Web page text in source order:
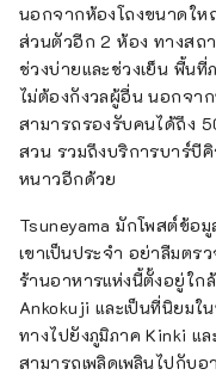
นอกจากห้องโถงขนาดให
ส่วนตัวอีก 2 ห้อง ทางสถ
ช่วงบ่ายและช่วงเย็น พื้น
ไม่ต้องกังวลผู้อื่น นอกจา
สามารถรองรับคนได้ถึง
สวน รวมถึงบริการบาร์บี
หนาวอีกด้วย
Tsuneyama มักโพสต์ข้อ
เขาเป็นประจำ อย่าลืมตร
ร้านอาหารแห่งนี้ตั้งอยู่ใก
Ankokuji และเป็นที่นิยมใ
ทางไปยังภูมิภาค Kinki แ
สามารถเพลิดเพลินไปกับ